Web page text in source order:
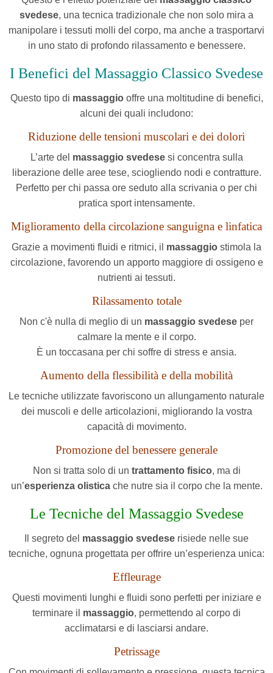
svedese, una tecnica tradizionale che non solo mira a
manipolare i tessuti molli del corpo, ma anche a trasportarvi
in uno stato di profondo rilassamento e benessere.
I Benefici del Massaggio Classico Svedese
Questo tipo di massaggiooffre una moltitudine di benefici,
alcuni dei quali includono:
Riduzione delle tensioni muscolari e dei dolori
L’arte del massaggio svedesesi concentra sulla
liberazione delle aree tese, sciogliendo nodi e contratture.
Perfetto per chi passa ore seduto alla scrivania o per chi
pratica sport intensamente.
Miglioramento della circolazione sanguigna e linfatica
Grazie a movimenti fluidi e ritmici, il massaggio stimola la
circolazione, favorendo un apporto maggiore di ossigeno e
nutrienti ai tessuti.
Rilassamento totale
Non c'è nulla di meglio di un massaggio svedese per
calmare la mente e il corpo.
È un toccasana per chi soffre di stress e ansia.
Aumento della flessibilità e della mobilità
Le tecniche utilizzate favoriscono un allungamento naturale
dei muscoli e delle articolazioni, migliorando la vostra
capacità di movimento.
Promozione del benessere generale
Non si tratta solo di un trattamento fisico, ma di
un’esperienza olisticache nutre sia il corpo che la mente.
Le Tecniche del Massaggio Svedese
Il segreto del massaggio svedese risiede nelle sue
tecniche, ognuna progettata per offrire un’esperienza unica:
Effleurage
Questi movimenti lunghi e fluidi sono perfetti per iniziare e
terminare il massaggio, permettendo al corpo di
acclimatarsi e di lasciarsi andare.
Petrissage